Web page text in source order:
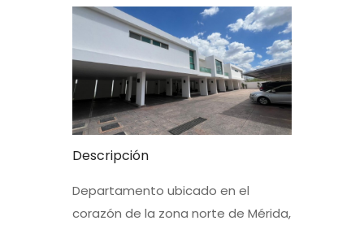
Descripción
Departamento ubicado en el
corazón de la zona norte de Mérida,